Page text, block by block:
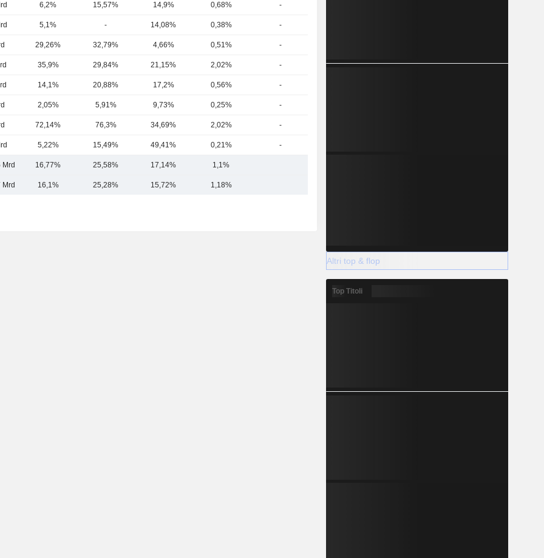
6,2% 15,57% 14,9% 0,68% -
5,1% - 14,08% 0,38% -
29,26% 32,79% 4,66% 0,51% -
35,9% 29,84% 21,15% 2,02% -
14,1% 20,88% 17,2% 0,56% -
2,05% 5,91% 9,73% 0,25% -
72,14% 76,3% 34,69% 2,02% -
5,22% 15,49% 49,41% 0,21% -
Mrd 16,77% 25,58% 17,14% 1,1%
Mrd 16,1% 25,28% 15,72% 1,18%
Altri top & flop
Top Titoli